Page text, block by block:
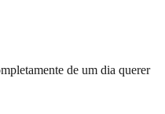
de um dia querer